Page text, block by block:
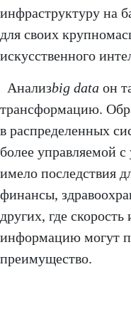
инфраструктуру на
для своих
искусственного
Анализbig data он
трансформацию.
в распределенных
более управляемой
имело последствия
финансы,
других, где
информацию могут
преимущество.